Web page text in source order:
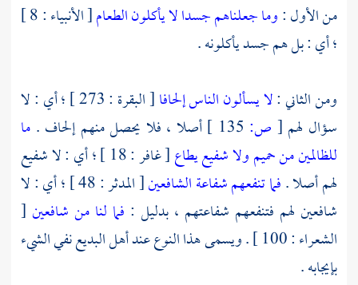
من الأول :وما جعلناهم جسدا لا يأكلون الطعام
[ الأنبياء : 8 ]
؛ أي : بل هم جسد يأكلونه .
ومن الثاني :لا يسألون الناس إلحافا
[ البقرة : 273 ] ؛ أي : لا
سؤال لهم [ ص: أصلا ، فلا يحصل منهم إلحاف . ما
للظالمين من حميم ولا شفيع يطاع
[ غافر : 18 ] ؛ أي : لا شفيع
لهم أصلا .فما تنفعهم شفاعة الشافعين
[ المدثر : 48 ] ؛ أي : لا
شافعين لهم فتنفعهم شفاعتهم ، بدليل : فما لنا من شافعين [
الشعراء : 100 ] . ويسمى هذا النوع عند أهل البديع نفي الشيء
بإيجابه .